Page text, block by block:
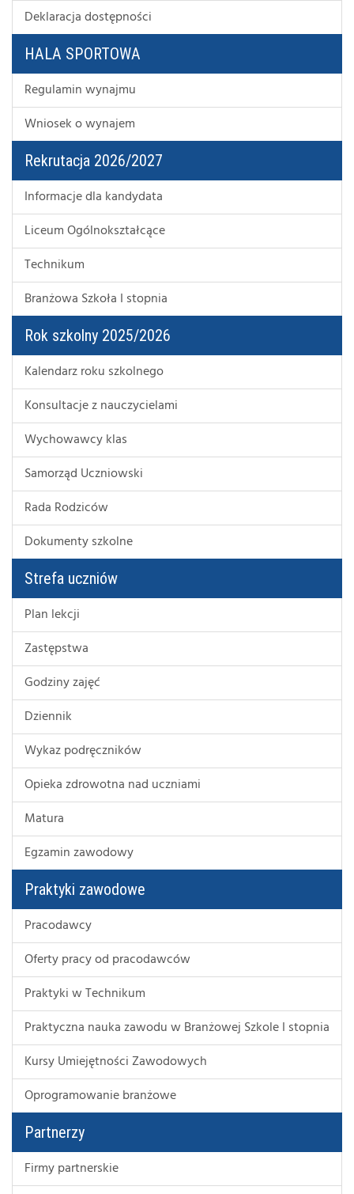
Deklaracja dostępności
HALA SPORTOWA
Regulamin wynajmu
Wniosek o wynajem
Rekrutacja 2026/2027
Informacje dla kandydata
Liceum Ogólnokształcące
Technikum
Branżowa Szkoła I stopnia
Rok szkolny 2025/2026
Kalendarz roku szkolnego
Konsultacje z nauczycielami
Wychowawcy klas
Samorząd Uczniowski
Rada Rodziców
Dokumenty szkolne
Strefa uczniów
Plan lekcji
Zastępstwa
Godziny zajęć
Dziennik
Wykaz podręczników
Opieka zdrowotna nad uczniami
Matura
Egzamin zawodowy
Praktyki zawodowe
Pracodawcy
Oferty pracy od pracodawców
Praktyki w Technikum
Praktyczna nauka zawodu w Branżowej Szkole I stopnia
Kursy Umiejętności Zawodowych
Oprogramowanie branżowe
Partnerzy
Firmy partnerskie